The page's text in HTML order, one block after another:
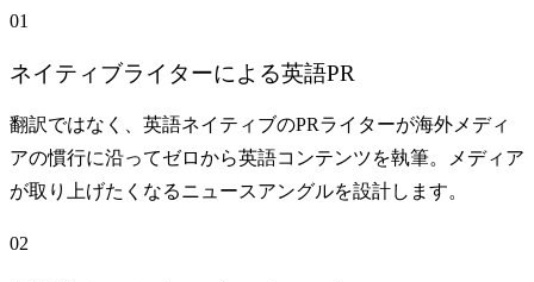
01
ネイティブライターによる英語PR
翻訳ではなく、英語ネイティブのPRライターが海外メディ
アの慣行に沿ってゼロから英語コンテンツを執筆。メディア
が取り上げたくなるニュースアングルを設計します。
02